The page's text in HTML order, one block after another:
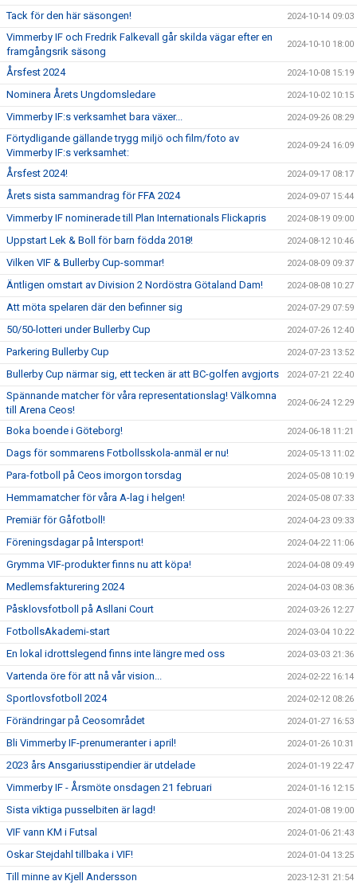
Tack för den här säsongen! 2024-10-14 09:03
Vimmerby IF och Fredrik Falkevall går skilda vägar efter en
framgångsrik säsong
2024-10-10 18:00
Årsfest 2024 2024-10-08 15:19
Nominera Årets Ungdomsledare 2024-10-02 10:15
Vimmerby IF:s verksamhet bara växer... 2024-09-26 08:29
Förtydligande gällande trygg miljö och film/foto av
Vimmerby IF:s verksamhet:
2024-09-24 16:09
Årsfest 2024! 2024-09-17 08:17
Årets sista sammandrag för FFA 2024 2024-09-07 15:44
Vimmerby IF nominerade till Plan Internationals Flickapris 2024-08-19 09:00
Uppstart Lek & Boll för barn födda 2018! 2024-08-12 10:46
Vilken VIF & Bullerby Cup-sommar! 2024-08-09 09:37
Äntligen omstart av Division 2 Nordöstra Götaland Dam! 2024-08-08 10:27
Att möta spelaren där den befinner sig 2024-07-29 07:59
50/50-lotteri under Bullerby Cup 2024-07-26 12:40
Parkering Bullerby Cup 2024-07-23 13:52
Bullerby Cup närmar sig, ett tecken är att BC-golfen avgjorts 2024-07-21 22:40
Spännande matcher för våra representationslag! Välkomna
till Arena Ceos!
2024-06-24 12:29
Boka boende i Göteborg! 2024-06-18 11:21
Dags för sommarens Fotbollsskola-anmäl er nu! 2024-05-13 11:02
Para-fotboll på Ceos imorgon torsdag 2024-05-08 10:19
Hemmamatcher för våra A-lag i helgen! 2024-05-08 07:33
Premiär för Gåfotboll! 2024-04-23 09:33
Föreningsdagar på Intersport! 2024-04-22 11:06
Grymma VIF-produkter finns nu att köpa! 2024-04-08 09:49
Medlemsfakturering 2024 2024-04-03 08:36
Påsklovsfotboll på Asllani Court 2024-03-26 12:27
FotbollsAkademi-start 2024-03-04 10:22
En lokal idrottslegend finns inte längre med oss 2024-03-03 21:36
Vartenda öre för att nå vår vision... 2024-02-22 16:14
Sportlovsfotboll 2024 2024-02-12 08:26
Förändringar på Ceosområdet 2024-01-27 16:53
Bli Vimmerby IF-prenumeranter i april! 2024-01-26 10:31
2023 års Ansgariusstipendier är utdelade 2024-01-19 22:47
Vimmerby IF - Årsmöte onsdagen 21 februari 2024-01-16 12:15
Sista viktiga pusselbiten är lagd! 2024-01-08 19:00
VIF vann KM i Futsal 2024-01-06 21:43
Oskar Stejdahl tillbaka i VIF! 2024-01-04 13:25
Till minne av Kjell Andersson 2023-12-31 21:54